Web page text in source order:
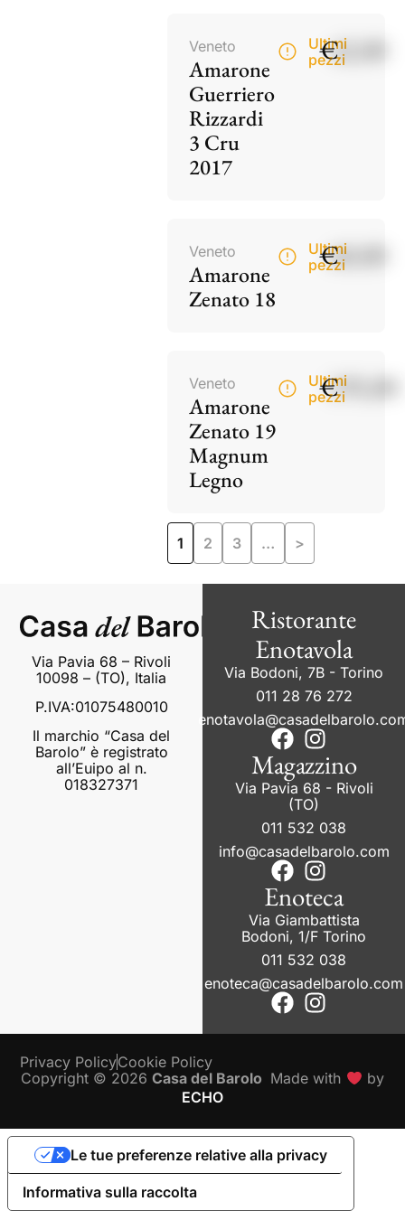
Veneto
Amarone
Guerriero
Rizzardi
3 Cru
2017
Ultimi
pezzi
€42,00
Veneto
Amarone
Zenato 18
Ultimi
pezzi
€60,00
Veneto
Amarone
Zenato 19
Magnum
Legno
Ultimi
pezzi
€195,00
1 2 3 … >
Via Pavia 68 – Rivoli
10098 – (TO), Italia
P.IVA:01075480010
Il marchio “Casa del
Barolo” è registrato
all’Euipo al n.
018327371
Ristorante
Enotavola
Via Bodoni, 7B - Torino
011 28 76 272
Magazzino
Via Pavia 68 - Rivoli
(TO)
011 532 038
info@casadelbarolo.com
Enoteca
Via Giambattista
Bodoni, 1/F Torino
011 532 038
enoteca@casadelbarolo.com
Copyright © 2026Casa del Barolo Made with
by
ECHO
Privacy PolicyCookie Policy
Informativa sulla raccolta
Le tue preferenze relative alla privacy